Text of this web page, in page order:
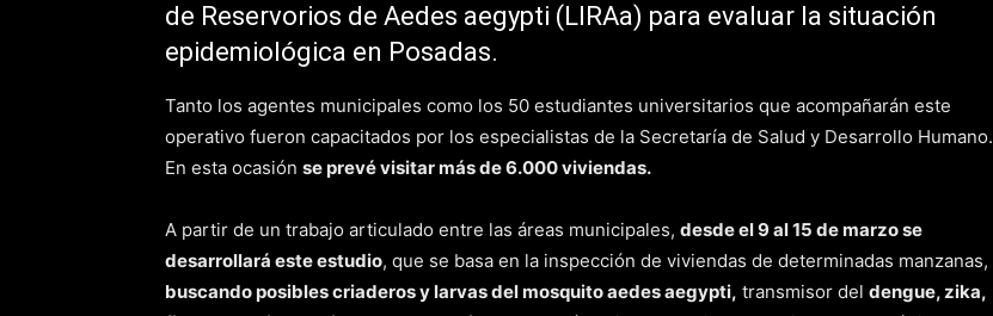
de Reservorios de Aedes aegypti (LIRAa) para evaluar la situación
epidemiológica en Posadas.
Tanto los agentes municipales como los 50 estudiantes universitarios que acompañarán este
operativo fueron capacitados por los especialistas de la Secretaría de Salud y Desarrollo Humano.
En esta ocasión se prevé visitar más de 6.000 viviendas.
A partir de un trabajo articulado entre las áreas municipales, desde el 9 al 15 de marzo se
desarrollará este estudio, que se basa en la inspección de viviendas de determinadas manzanas,
buscando posibles criaderos y larvas del mosquito aedes aegypti, transmisor del dengue, zika,